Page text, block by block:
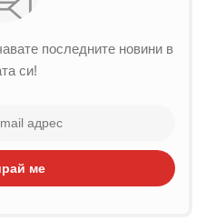
последните новини в
си!
ме